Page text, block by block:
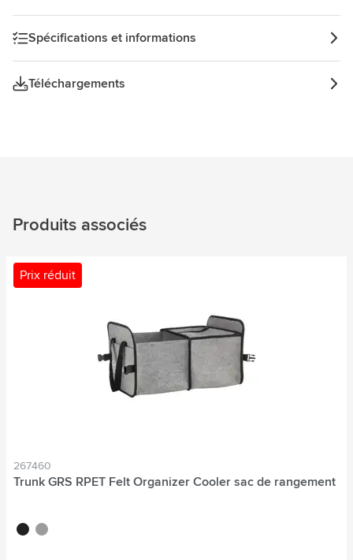
Spécifications et informations
Téléchargements
Produits associés
Prix réduit
267460
Trunk GRS RPET Felt Organizer Cooler sac de rangement
noir gris